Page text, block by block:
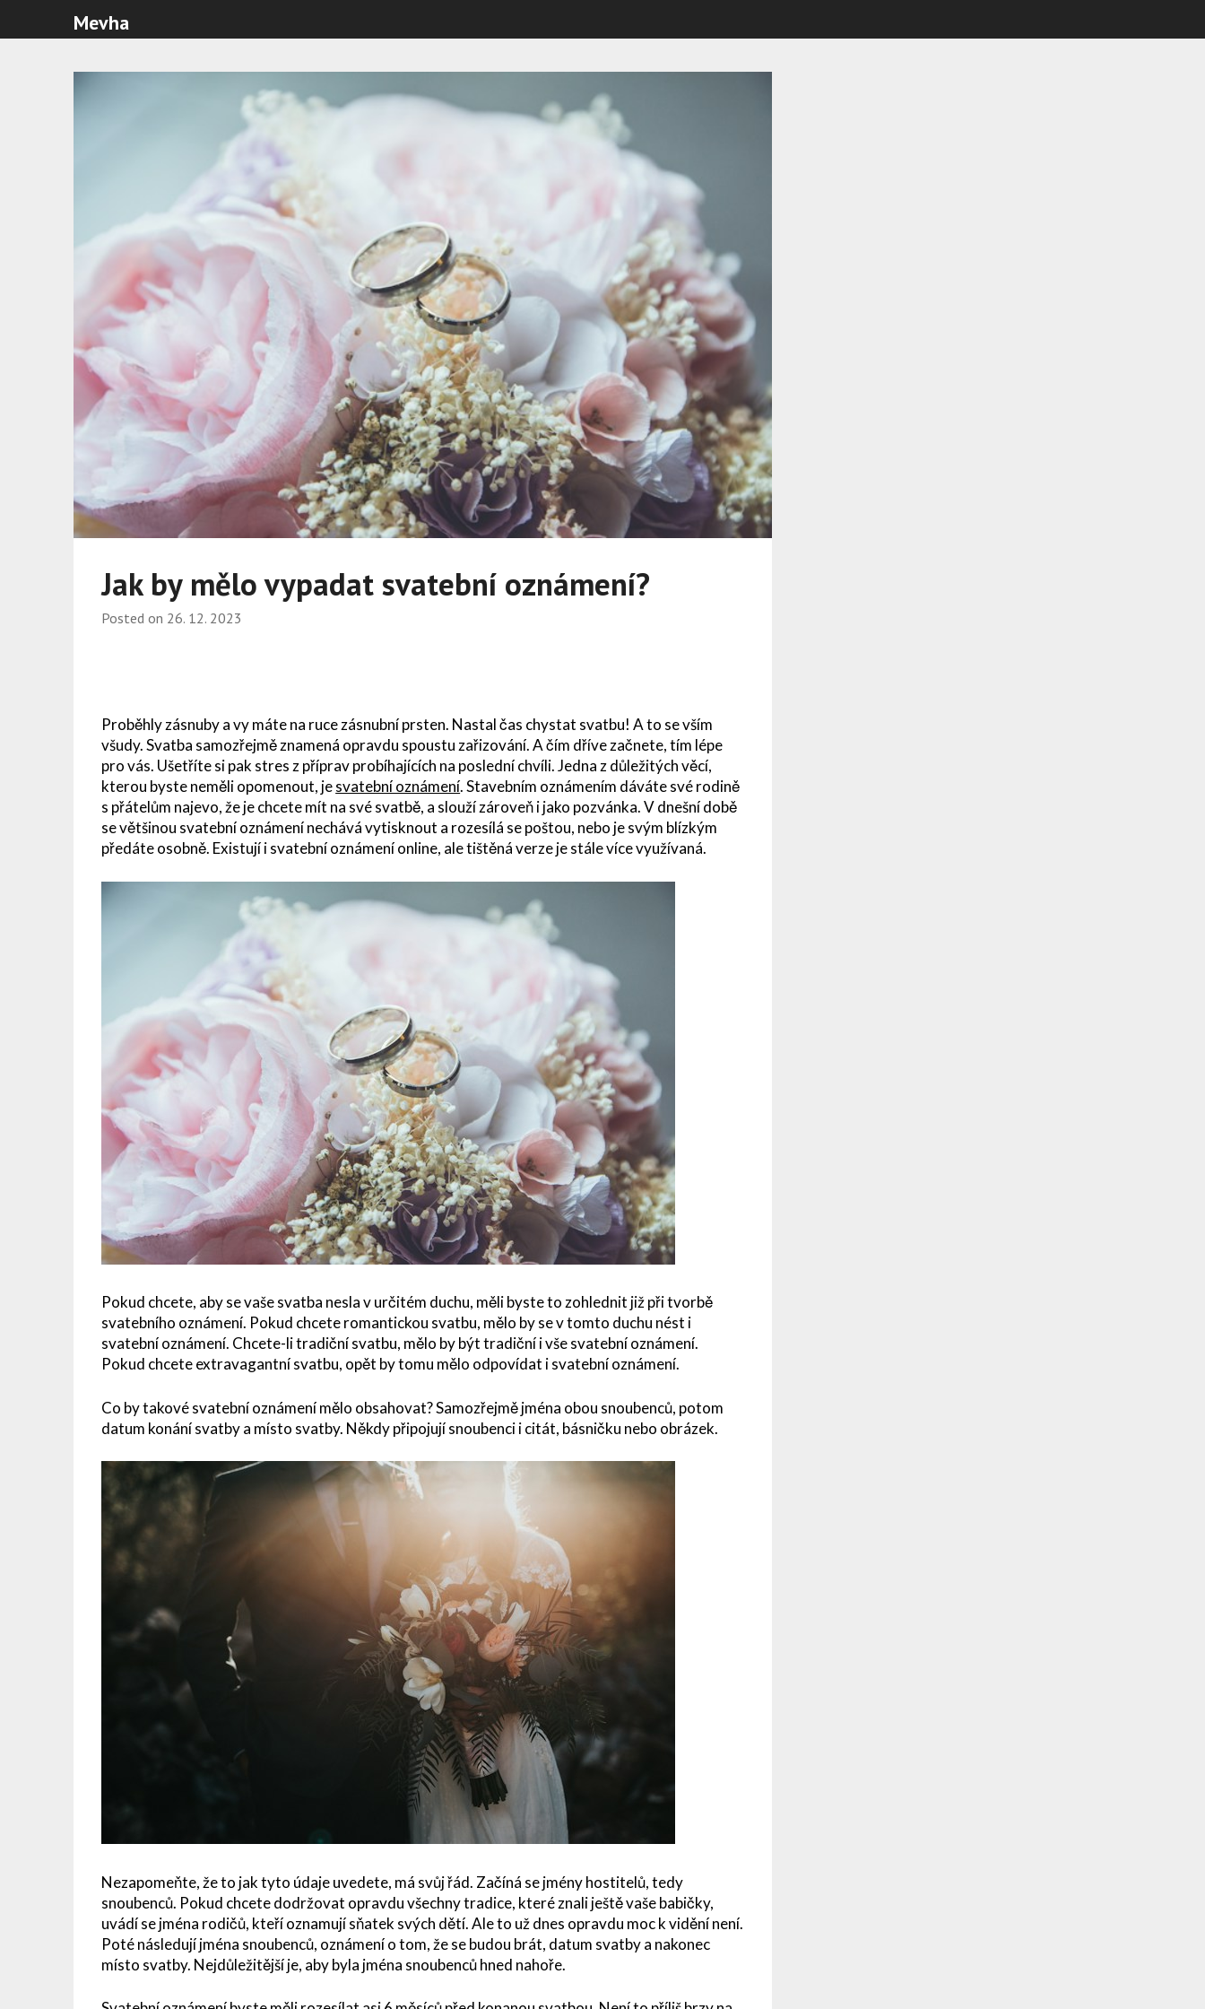
Mevha
Jak by mělo vypadat svatební oznámení?
Posted on 26. 12. 2023
Proběhly zásnuby a vy máte na ruce zásnubní prsten. Nastal čas chystat svatbu! A to se vším
všudy. Svatba samozřejmě znamená opravdu spoustu zařizování. A čím dříve začnete, tím lépe
pro vás. Ušetříte si pak stres z příprav probíhajících na poslední chvíli. Jedna z důležitých věcí,
kterou byste neměli opomenout, jesvatební oznámení. Stavebním oznámením dáváte své rodině
s přátelům najevo, že je chcete mít na své svatbě, a slouží zároveň i jako pozvánka. V dnešní době
se většinou svatební oznámení nechává vytisknout a rozesílá se poštou, nebo je svým blízkým
předáte osobně. Existují i svatební oznámení online, ale tištěná verze je stále více využívaná.
Pokud chcete, aby se vaše svatba nesla v určitém duchu, měli byste to zohlednit již při tvorbě
svatebního oznámení. Pokud chcete romantickou svatbu, mělo by se v tomto duchu nést i
svatební oznámení. Chcete-li tradiční svatbu, mělo by být tradiční i vše svatební oznámení.
Pokud chcete extravagantní svatbu, opět by tomu mělo odpovídat i svatební oznámení.
Co by takové svatební oznámení mělo obsahovat? Samozřejmě jména obou snoubenců, potom
datum konání svatby a místo svatby. Někdy připojují snoubenci i citát, básničku nebo obrázek.
Nezapomeňte, že to jak tyto údaje uvedete, má svůj řád. Začíná se jmény hostitelů, tedy
snoubenců. Pokud chcete dodržovat opravdu všechny tradice, které znali ještě vaše babičky,
uvádí se jména rodičů, kteří oznamují sňatek svých dětí. Ale to už dnes opravdu moc k vidění není.
Poté následují jména snoubenců, oznámení o tom, že se budou brát, datum svatby a nakonec
místo svatby. Nejdůležitější je, aby byla jména snoubenců hned nahoře.